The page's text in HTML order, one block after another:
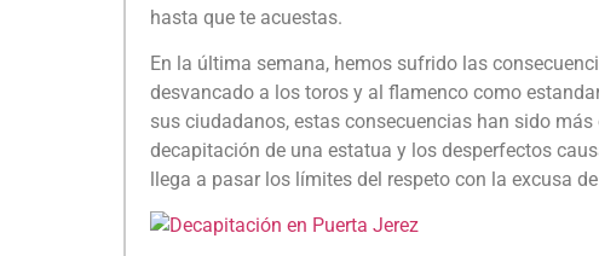
hasta que te acuestas.
En la última semana, hemos sufrido las
desvancado a los toros y al flamenco como
sus ciudadanos, estas consecuencias han sido
decapitación de una estatua y los desperfectos
llega a pasar los límites del respeto con la excusa